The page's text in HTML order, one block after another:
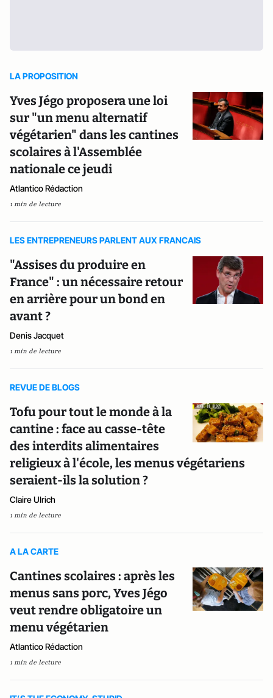
LA PROPOSITION
Yves Jégo proposera une loi
sur "un menu alternatif
végétarien" dans les cantines
scolaires à l'Assemblée
nationale ce jeudi
Atlantico Rédaction
1 min de lecture
LES ENTREPRENEURS PARLENT AUX FRANCAIS
"Assises du produire en
France" : un nécessaire retour
en arrière pour un bond en
avant ?
Denis Jacquet
1 min de lecture
REVUE DE BLOGS
Tofu pour tout le monde à la
cantine : face au casse-tête
des interdits alimentaires
religieux à l'école, les menus végétariens
seraient-ils la solution ?
Claire Ulrich
1 min de lecture
A LA CARTE
Cantines scolaires : après les
menus sans porc, Yves Jégo
veut rendre obligatoire un
menu végétarien
Atlantico Rédaction
1 min de lecture